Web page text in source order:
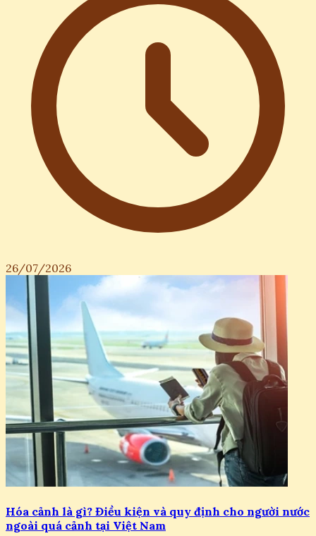
26/07/2026
Hóa cảnh là gì? Điều kiện và quy định cho người nước
ngoài quá cảnh tại Việt Nam